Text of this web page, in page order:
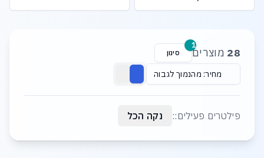
28 מוצרים סינון
1
מחיר: מהנמוך לגבוה
פילטרים פעילים:: נקה הכל